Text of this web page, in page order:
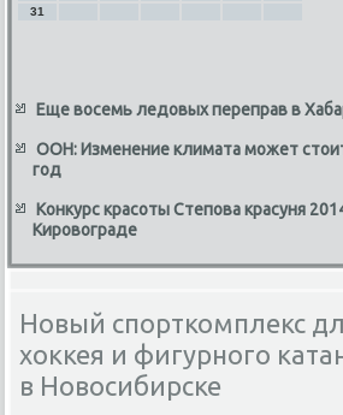
31
Еще восемь ледовых переправ в
ООН: Изменение климата может
год
Конкурс красоты Степова красуня
Кировограде
Новый спорткомплекс
хоккея и фигурного
в Новосибирске